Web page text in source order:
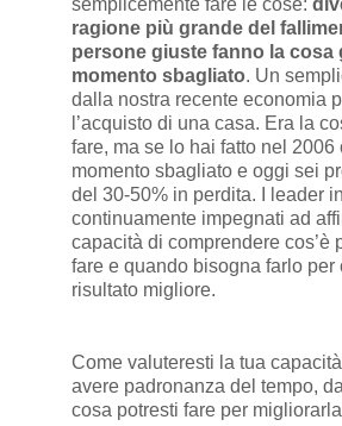
semplicemente fare le cose:
ragione più grande del
persone giuste fanno la cosa
momento sbagliato. Un
dalla nostra recente economia
l’acquisto di una casa. Era la
fare, ma se lo hai fatto nel 2006
momento sbagliato e oggi sei
del 30-50% in perdita. I leader
continuamente impegnati ad
capacità di comprendere cos’è
fare e quando bisogna farlo per
risultato migliore.
Come valuteresti la tua
avere padronanza del tempo,
cosa potresti fare per